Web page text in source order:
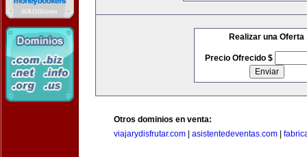
Realizar una Oferta
Precio Ofrecido $
Otros dominios en venta:
viajarydisfrutar.com
asistentedeventas.com